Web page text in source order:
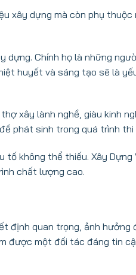
xây dựng mà còn phụ
Chính họ là những
huyết và sáng tạo sẽ là
xây lành nghề, giàu kinh
phát sinh trong quá trình thi
tố không thể thiếu. Xây Dựng
chất lượng cao.
định quan trọng, ảnh hưởng
được một đối tác đáng tin